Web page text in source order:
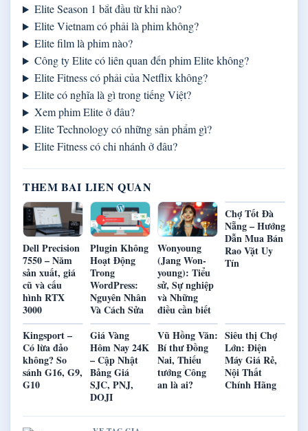
Elite Season 1 bắt đầu từ khi nào?
Elite Vietnam có phải là phim không?
Elite film là phim nào?
Công ty Elite có liên quan đến phim Elite không?
Elite Fitness có phải của Netflix không?
Elite có nghĩa là gì trong tiếng Việt?
Xem phim Elite ở đâu?
Elite Technology có những sản phẩm gì?
Elite Fitness có chi nhánh ở đâu?
THEM BAI LIEN QUAN
Dell Precision
7550 – Năm
sản xuất, giá
cũ và cấu
hình RTX
3000
Plugin Không
Hoạt Động
Trong
WordPress:
Nguyên Nhân
Và Cách Sửa
Wonyoung
(Jang Won-
young): Tiểu
sử, Sự nghiệp
và Những
điều cần biết
Chợ Tốt Đà
Nẵng – Hướng
Dẫn Mua Bán
Rao Vặt Uy
Tín
Kingsport –
Có lừa đảo
không? So
sánh G16, G9,
G10
Giá Vàng
Hôm Nay 24K
– Cập Nhật
Bảng Giá
SJC, PNJ,
DOJI
Vũ Hồng Văn:
Bí thư Đồng
Nai, Thiếu
tướng Công
an là ai?
Siêu thị Chợ
Lớn: Điện
Máy Giá Rẻ,
Nội Thất
Chính Hãng